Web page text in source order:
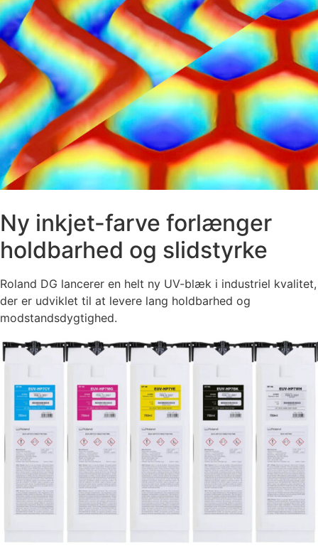
Ny inkjet-farve forlænger
holdbarhed og slidstyrke
Roland DG lancerer en helt ny UV-blæk i industriel kvalitet,
der er udviklet til at levere lang holdbarhed og
modstandsdygtighed.